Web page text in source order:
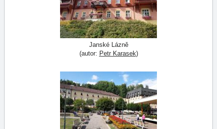
Janské Lázně
(autor: Petr Karasek)